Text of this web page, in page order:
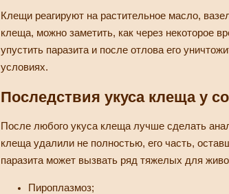
Клещи реагируют на растительное масло,
клеща, можно заметить, как через некоторое
упустить паразита и после отлова его
условиях.
Последствия укуса клеща у
После любого укуса клеща лучше сделать
клеща удалили не полностью, его часть,
паразита может вызвать ряд тяжелых для
Пироплазмоз;